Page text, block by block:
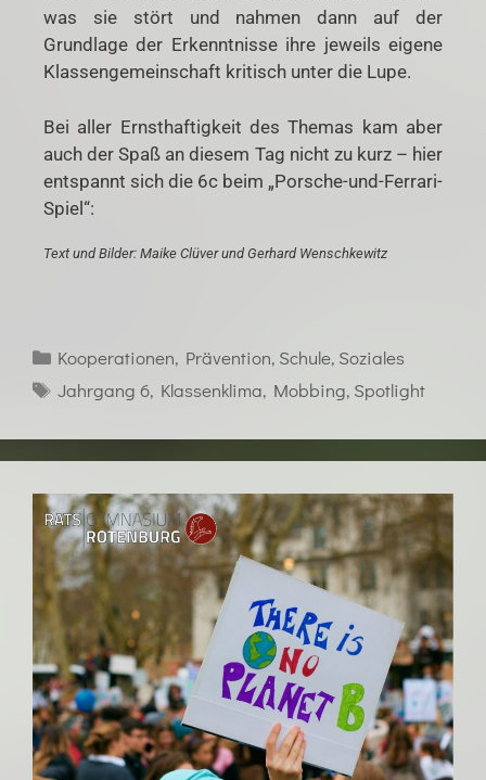
was sie stört und nahmen dann auf der
Grundlage der Erkenntnisse ihre jeweils eigene
Klassengemeinschaft kritisch unter die Lupe.
Bei aller Ernsthaftigkeit des Themas kam aber
auch der Spaß an diesem Tag nicht zu kurz – hier
entspannt sich die 6c beim „Porsche-und-Ferrari-
Spiel“:
Text und Bilder: Maike Clüver und Gerhard Wenschkewitz
Kooperationen, Prävention, Schule, Soziales
Jahrgang 6, Klassenklima, Mobbing, Spotlight